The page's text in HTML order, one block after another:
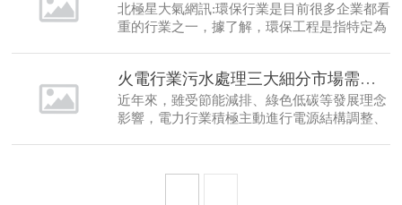
北極星大氣網訊:環保行業是目前很多企業都看
重的行業之一，據了解，環保工程是指特定為
科學知識和技術手段，通過一群人的有組織活
動將環境污染問題去處理解決的一些工程。
火電行業污水處理三大細分市場需求及規模分析
近年來，雖受節能減排、綠色低碳等發展理念
影響，電力行業積極主動進行電源結構調整、
截至2019年底，火電裝機容量仍占電力總裝機